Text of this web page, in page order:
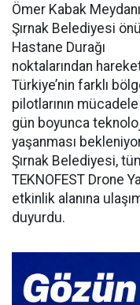
Ömer Kabak Meydanı
Şırnak Belediyesi önü
Hastane Durağı
noktalarından
Türkiye’nin farklı
pilotlarının
gün boyunca
yaşanması
Şırnak Belediyesi,
TEKNOFEST Drone
etkinlik alanına
duyurdu.